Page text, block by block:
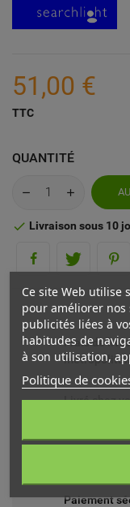
51,00 €
TTC
QUANTITÉ
 Livraison sous 10
Frais de
Livré chez
Echange
Paiement
Ce site Web utilise
pour améliorer nos
publicités liées à
habitudes de
à son utilisation,
Politique de